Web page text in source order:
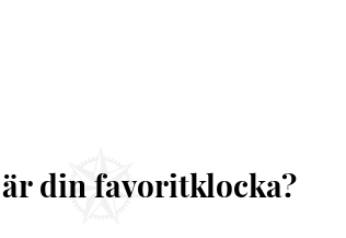
din favoritklocka?